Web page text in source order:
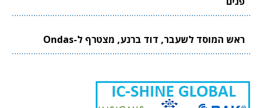
ראש המוסד לשעבר, דוד ברנע, מצטרף ל-Ondas